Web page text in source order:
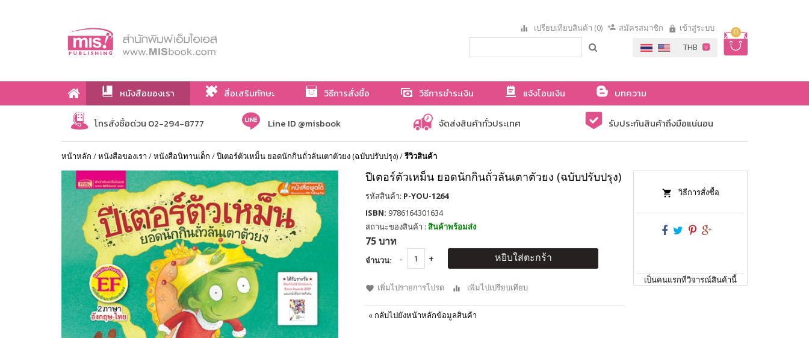
0
เปรียบเทียบสินค้า (0) สมัครสมาชิก เข้าสู่ระบบ
หนังสือของเรา สื่อเสริมทักษะ วิธีการสั่งซื้อ วิธีการชำระเงิน แจ้งโอนเงิน
บทความ
เกี่ยวกับเรา
โทรสั่งซื้อด่วน 02-294-8777 Line ID @misbook จัดส่งสินค้าทั่วประเทศ รับประกันสินค้าถึงมือแน่นอน
หน้าหลัก /หนังสือของเรา /หนังสือนิทานเด็ก /ปีเตอร์ตัวเหม็น ยอดนักกินถั่วลันเตาตัวยง (ฉบับปรับปรุง)/รีวิวสินค้า
ปีเตอร์ตัวเหม็น ยอดนักกินถั่วลันเตาตัวยง (ฉบับปรับปรุง)
รหัสสินค้า: P-YOU-1264
ISBN: 9786164301634
สถานะของสินค้า : สินค้าพร้อมส่ง
75 บาท
จำนวน: หยิบใส่ตะกร้า
เพิ่มไปรายการโปรด เพิ่มไปเปรียบเทียบ
« กลับไปยังหน้าหลักข้อมูลสินค้า
วิธีการสั่งซื้อ
เป็นคนแรกที่วิจารณ์สินค้านี้